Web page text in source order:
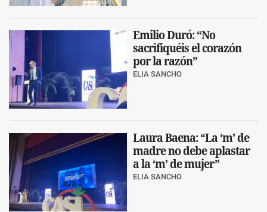
Emilio Duró: “No
sacrifiquéis el corazón
por la razón”
ELIA SANCHO
Laura Baena: “La ‘m’ de
madre no debe aplastar
a la ‘m’ de mujer”
ELIA SANCHO